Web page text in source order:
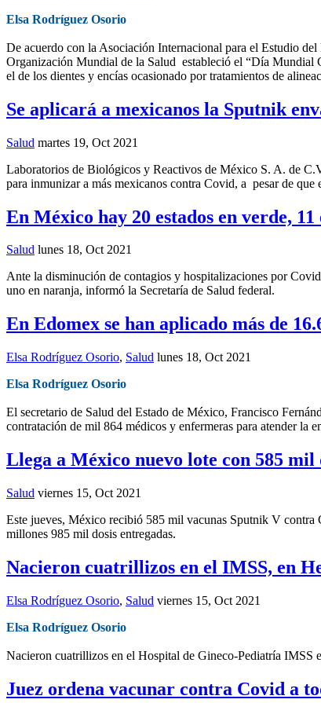
Elsa Rodríguez Osorio
De acuerdo con la Asociación Internacional para el Estudio
Organización Mundial de la Salud estableció el “Día Mundial
el de los dientes y encías ocasionado por tratamientos de
Se aplicará a mexicanos la Sputnik
Salud martes 19, Oct 2021
Laboratorios de Biológicos y Reactivos de México S. A. de
para inmunizar a más mexicanos contra Covid, a pesar de
En México hay 20 estados en verde,
Salud lunes 18, Oct 2021
Ante la disminución de contagios y hospitalizaciones por
uno en naranja, informó la Secretaría de Salud federal.
En Edomex se han aplicado más de
Elsa Rodríguez Osorio, Salud lunes 18, Oct 2021
Elsa Rodríguez Osorio
El secretario de Salud del Estado de México, Francisco
contratación de mil 864 médicos y enfermeras para atender la
Llega a México nuevo lote con 585 mil
Salud viernes 15, Oct 2021
Este jueves, México recibió 585 mil vacunas Sputnik V
millones 985 mil dosis entregadas.
Nacieron cuatrillizos en el IMSS, en
Elsa Rodríguez Osorio, Salud viernes 15, Oct 2021
Elsa Rodríguez Osorio
Nacieron cuatrillizos en el Hospital de Gineco-Pediatría IMSS
Juez ordena vacunar contra Covid a